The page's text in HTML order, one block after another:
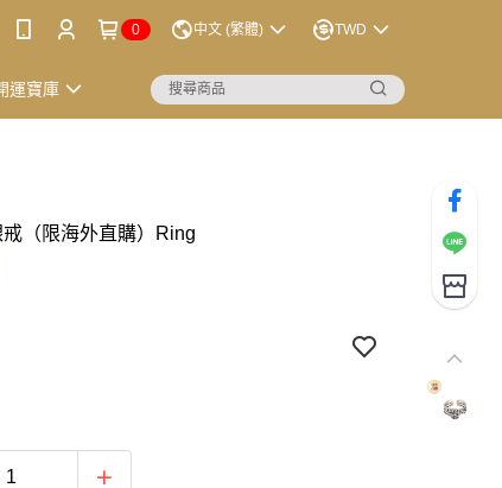
0 中文 (繁體) TWD
運寶庫
（限海外直購）Ring